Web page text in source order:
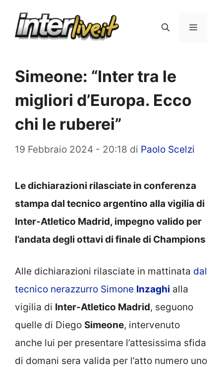
Menu
Simeone: “Inter tra le
migliori d’Europa. Ecco
chi le ruberei”
19 Febbraio 2024 - 20:18 di Paolo Scelzi
Le dichiarazioni rilasciate in conferenza
stampa dal tecnico argentino alla vigilia di
Inter-Atletico Madrid, impegno valido per
l’andata degli ottavi di finale di Champions
Alle dichiarazioni rilasciate in mattinata dal
tecnico nerazzurro Simone Inzaghi alla
vigilia di Inter-Atletico Madrid, seguono
quelle di Diego Simeone, intervenuto
anche lui per presentare l’attesissima sfida
di domani sera valida per l’atto numero uno